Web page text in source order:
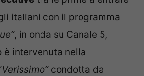
italiani con il programma
, in onda su Canale 5,
è intervenuta nella
Verissimo”condotta da